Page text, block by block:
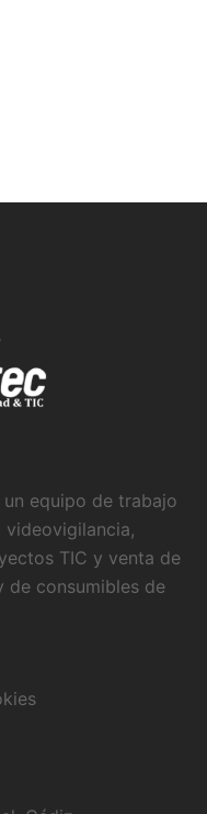
equipo de trabajo
TIC y venta de
consumibles de